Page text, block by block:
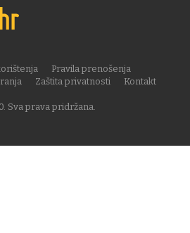
Sva prava pridržana.
Pravila prenošenja
Zaštita privatnosti
Kontakt